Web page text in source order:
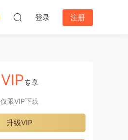
登录 注册
VIP专享
仅限VIP下载
升级VIP